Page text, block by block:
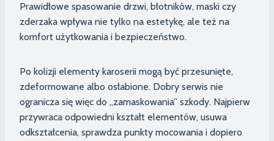
Prawidłowe spasowanie drzwi, błotników, maski czy
zderzaka wpływa nie tylko na estetykę, ale też na
komfort użytkowania i bezpieczeństwo.
Po kolizji elementy karoserii mogą być przesunięte,
zdeformowane albo osłabione. Dobry serwis nie
ogranicza się więc do „zamaskowania” szkody. Najpierw
przywraca odpowiedni kształt elementów, usuwa
odkształcenia, sprawdza punkty mocowania i dopiero